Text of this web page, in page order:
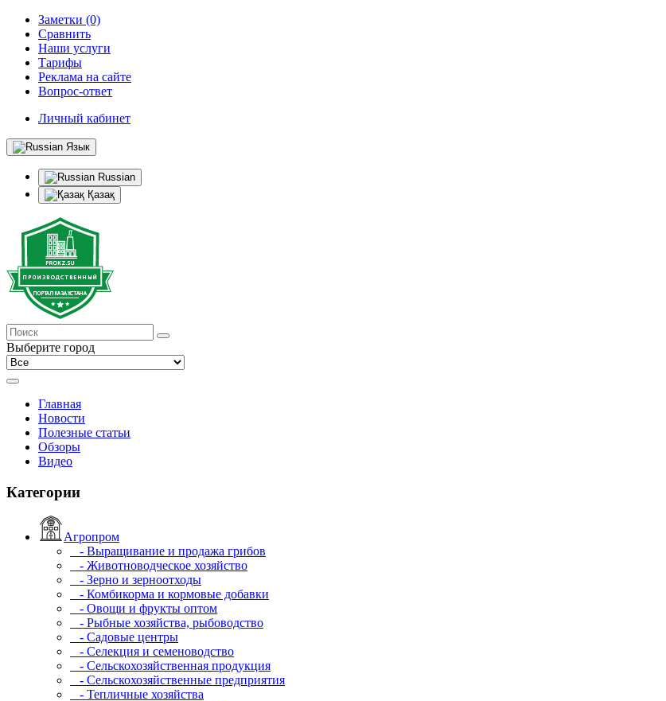
Заметки (0)
Сравнить
Наши услуги
Тарифы
Реклама на сайте
Вопрос-ответ
Личный кабинет
Язык
Russian
Қазақ
Выберите город
Главная
Новости
Полезные статьи
Обзоры
Видео
Категории
Агропром
- Выращивание и продажа грибов
- Животноводческое хозяйство
- Зерно и зерноотходы
- Комбикорма и кормовые добавки
- Овощи и фрукты оптом
- Рыбные хозяйства, рыбоводство
- Садовые центры
- Селекция и семеноводство
- Сельскохозяйственная продукция
- Сельскохозяйственные предприятия
- Тепличные хозяйства